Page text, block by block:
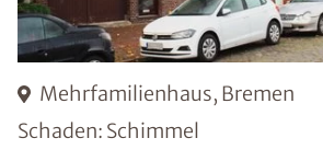
Mehrfamilienhaus, Bremen
Schaden: Schimmel